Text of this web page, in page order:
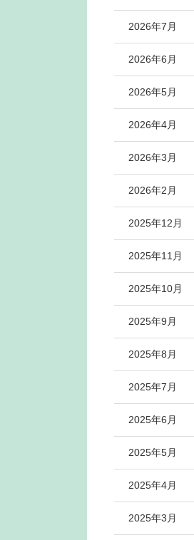
2026年7月
2026年6月
2026年5月
2026年4月
2026年3月
2026年2月
2025年12月
2025年11月
2025年10月
2025年9月
2025年8月
2025年7月
2025年6月
2025年5月
2025年4月
2025年3月